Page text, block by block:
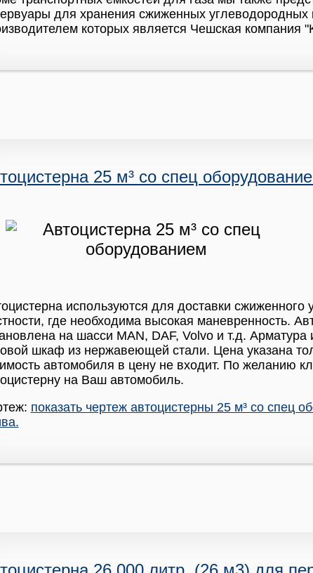
для хранения сжиженных углеводородных
которых является Чешская компания
25 м³ со спец
используются для доставки сжиженного
где необходима высокая маневренность.
на шасси MAN, DAF, Volvo и т.д.
шкаф из нержавеющей стали. Цена указана
автомобиля в цену не входит. По желанию
на Ваш автомобиль.
показать чертеж автоцистерны 25 м³ со спец